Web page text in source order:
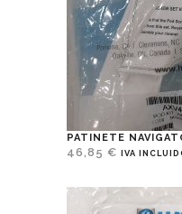
PATINETE
46,85 € IVA